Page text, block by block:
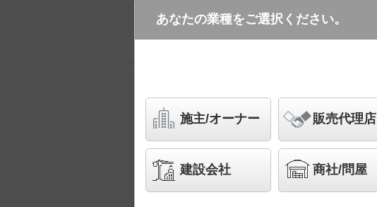
LGC55824
あなたの業種をご選択ください。
施主/オーナー 販売代理店
建設会社 商社/問屋